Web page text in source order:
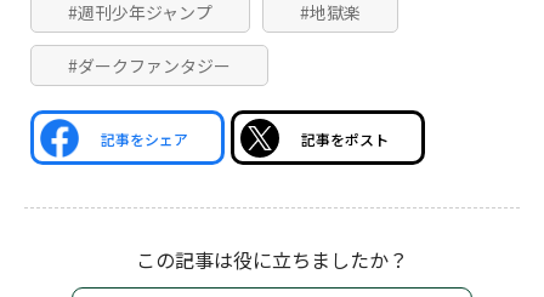
#週刊少年ジャンプ #地獄楽
#ダークファンタジー
記事をシェア 記事をポスト
この記事は役に立ちましたか？